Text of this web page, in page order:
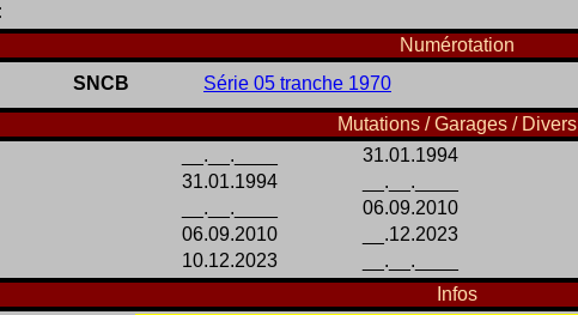
Numérotation
SNCB Série 05 tranche 1970
Mutations / Garages / Divers
__.__.____
31.01.1994
31.01.1994
__.__.____
__.__.____
06.09.2010
06.09.2010
__.12.2023
10.12.2023
__.__.____
Infos